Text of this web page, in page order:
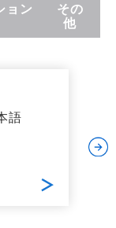
ョン
その
他
語